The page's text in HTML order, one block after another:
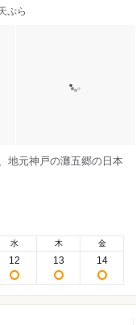
ぷら
地元神戸の灘五郷の日本
水
12
木
13
金
14